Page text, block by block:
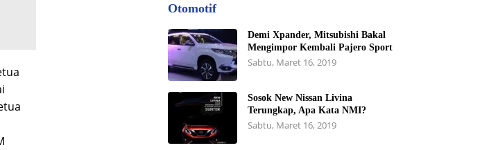
Otomotif
Demi Xpander, Mitsubishi Bakal
Mengimpor Kembali Pajero Sport
Sabtu, Maret 16, 2019
Sosok New Nissan Livina
Terungkap, Apa Kata NMI?
Sabtu, Maret 16, 2019